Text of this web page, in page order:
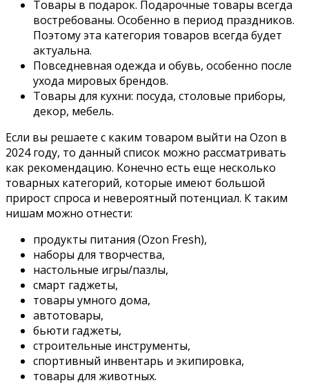
Товары в подарок. Подарочные товары всегда
востребованы. Особенно в период праздников.
Поэтому эта категория товаров всегда будет
актуальна.
Повседневная одежда и обувь, особенно после
ухода мировых брендов.
Товары для кухни: посуда, столовые приборы,
декор, мебель.
Если вы решаете с каким товаром выйти на Ozon в
2024 году, то данный список можно рассматривать
как рекомендацию. Конечно есть еще несколько
товарных категорий, которые имеют большой
прирост спроса и невероятный потенциал. К таким
нишам можно отнести:
продукты питания (Ozon Fresh),
наборы для творчества,
настольные игры/пазлы,
смарт гаджеты,
товары умного дома,
автотовары,
бьюти гаджеты,
строительные инструменты,
спортивный инвентарь и экипировка,
товары для животных.